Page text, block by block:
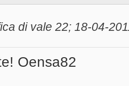
di vale 22; 18-04-
Oensa82